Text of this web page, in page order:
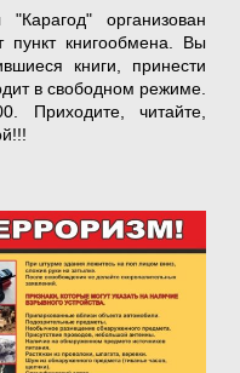
организован
пункт книгообмена. Вы
книги, принести
в свободном режиме.
Приходите, читайте,